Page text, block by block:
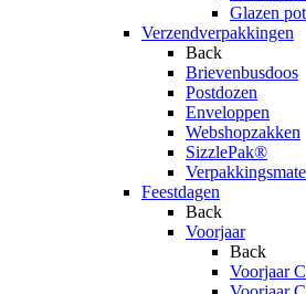
Glazen
Verzendverpakkingen
Back
Brievenbusdoos
Postdozen
Enveloppen
Webshopzakken
SizzlePak®
Feestdagen
Back
Voorjaar
Back
Voorjaar